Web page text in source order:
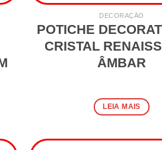
DECORAÇÃO
POTICHE
CRISTAL
ÂMBAR
LEIA MAIS